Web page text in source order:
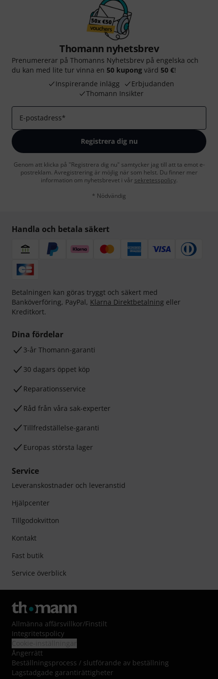
Thomann nyhetsbrev
Prenumererar på Thomanns Nyhetsbrev på engelska och
du kan med lite tur vinna en 50 kupong värd 50 €!
Inspirerande inlägg
Erbjudanden
Thomann Insikter
E-postadress*
Registrera dig nu
Genom att klicka på "Registrera dig nu" samtycker jag till att ta emot e-
postreklam. Avregistrering är möjlig när som helst. Du finner mer
information om nyhetsbrevet i vår sekretesspolicy.
* Nödvändig
Handla och betala säkert
Betalningen kan göras tryggt och säkert med
Banköverföring, PayPal, Klarna Direktbetalning eller
Kreditkort.
Dina fördelar
3-år Thomann-garanti
30 dagars öppet köp
Reparationsservice
Råd från våra sak-experter
Tillfredställelse-garanti
Europas största lager
Service
Leveranskostnader och leveranstid
Hjälpcenter
Tillgodokvitton
Kontakt
Fast butik
Service överblick
Allmänna affärsvillkor/Finstilt
Integritetspolicy
Ångerrätt
Beställningsprocess / slutförande av beställning
Lagstadgade garantirättigheter